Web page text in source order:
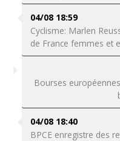
04/08 18:59
Cyclisme: Marlen
de France femmes et
Bourses
04/08 18:40
BPCE enregistre des